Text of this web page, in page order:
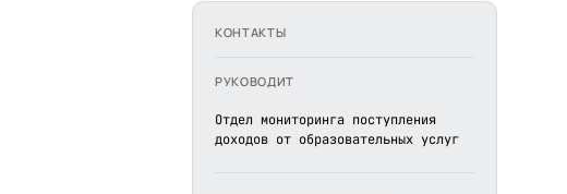
КОНТАКТЫ
РУКОВОДИТ
Отдел мониторинга поступления
доходов от образовательных услуг